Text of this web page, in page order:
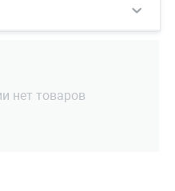
нет товаров